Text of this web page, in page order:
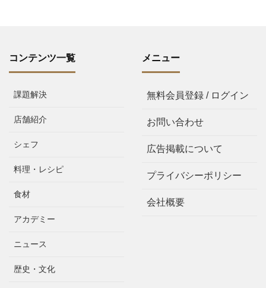
コンテンツ一覧
課題解決
店舗紹介
シェフ
料理・レシピ
食材
アカデミー
ニュース
歴史・文化
メニュー
無料会員登録 / ログイン
お問い合わせ
広告掲載について
プライバシーポリシー
会社概要